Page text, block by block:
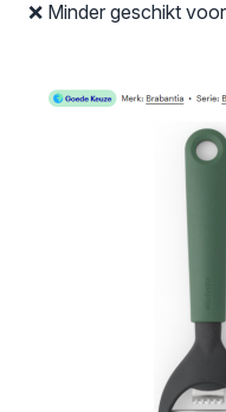
❌ Minder geschikt